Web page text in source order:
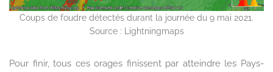
Coups de foudre détectés durant la journée du 9 mai 2021.
Source : Lightningmaps
Pour finir, tous ces orages finissent par atteindre les Pays-